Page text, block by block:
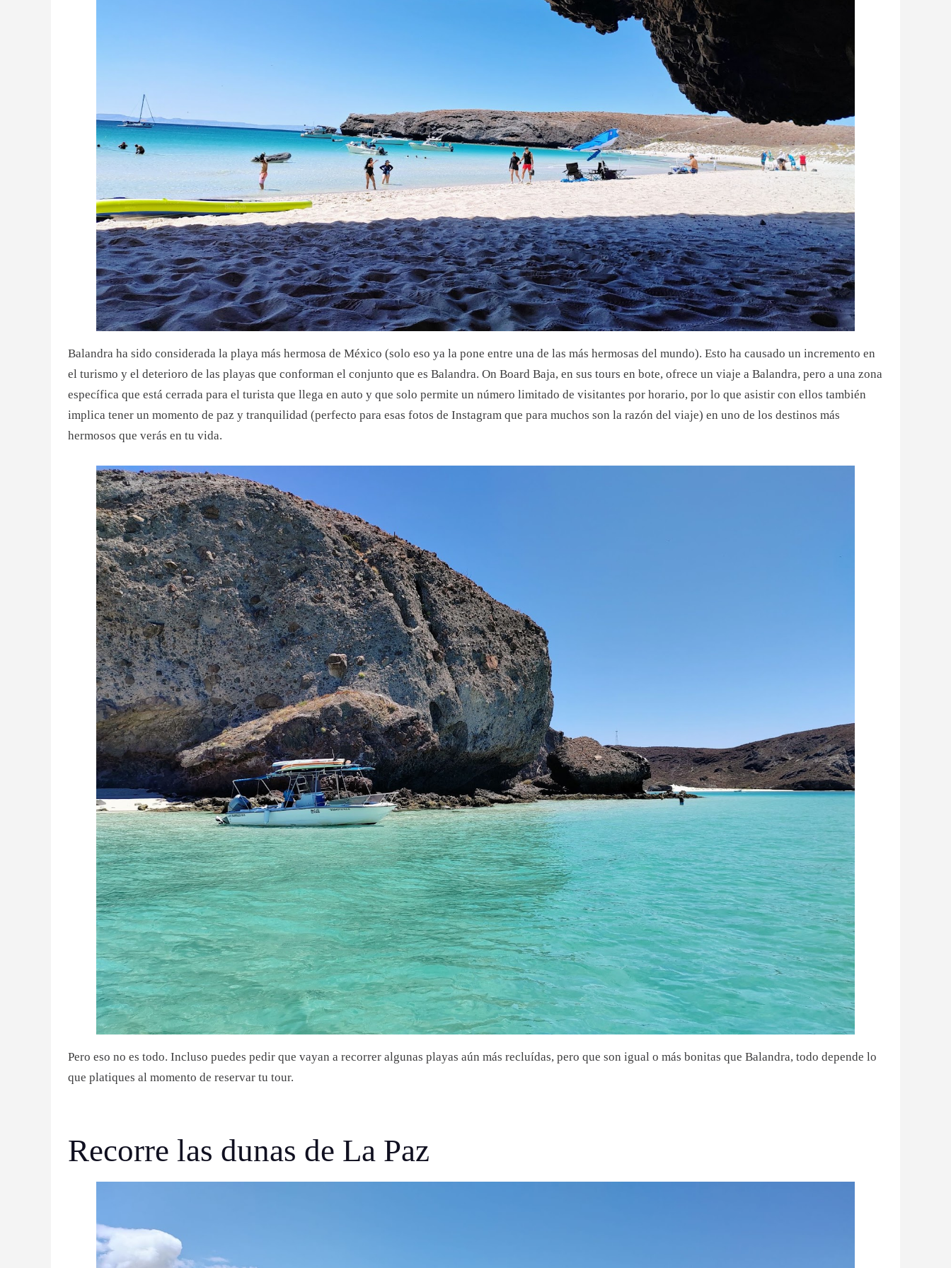
Balandra ha sido considerada la playa más hermosa de México (solo eso ya la pone entre una de las más hermosas del mundo). Esto ha causado un incremento en
el turismo y el deterioro de las playas que conforman el conjunto que es Balandra. On Board Baja, en sus tours en bote, ofrece un viaje a Balandra, pero a una zona
específica que está cerrada para el turista que llega en auto y que solo permite un número limitado de visitantes por horario, por lo que asistir con ellos también
implica tener un momento de paz y tranquilidad (perfecto para esas fotos de Instagram que para muchos son la razón del viaje) en uno de los destinos más
hermosos que verás en tu vida.
Pero eso no es todo. Incluso puedes pedir que vayan a recorrer algunas playas aún más recluídas, pero que son igual o más bonitas que Balandra, todo depende lo
que platiques al momento de reservar tu tour.
Recorre las dunas de La Paz